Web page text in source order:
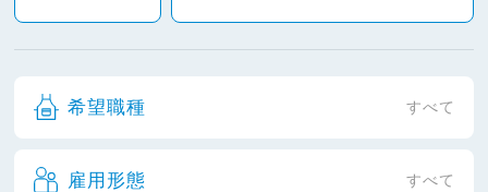
希望職種 すべて
雇用形態 すべて